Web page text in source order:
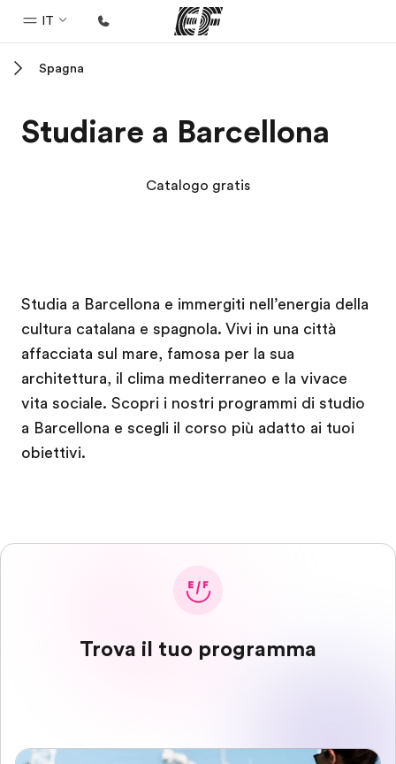
IT
Programmi
La nostra organizzazione
Carriera
Lavora con noi
Spagna
Studiare a Barcellona
Catalogo gratis
Studia a Barcellona e immergiti nell’energia della
cultura catalana e spagnola. Vivi in una città
affacciata sul mare, famosa per la sua
architettura, il clima mediterraneo e la vivace
vita sociale. Scopri i nostri programmi di studio
a Barcellona e scegli il corso più adatto ai tuoi
obiettivi.
Trova il tuo programma